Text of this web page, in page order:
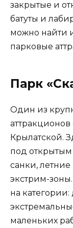
закрытые и
батуты и
можно найти
парковые
Парк
Один из
Крылатской.
под
санки,
экстрим-
на
маленьких